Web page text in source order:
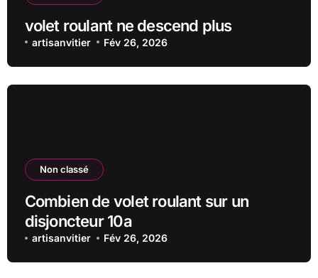
volet roulant ne descend plus
artisanvitier Fév 26, 2026
Non classé
Combien de volet roulant sur un
disjoncteur 10a
artisanvitier Fév 26, 2026